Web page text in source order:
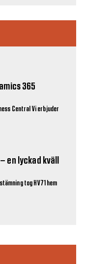
365
Central Vi erbjuder
en lyckad kväll
tog HV71 hem